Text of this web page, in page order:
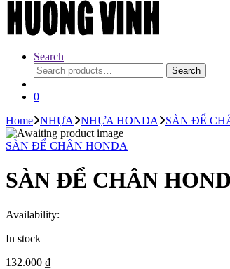
Search
Search
for:
Search
0
Home NHỰA NHỰA HONDA SÀN ĐỂ
SÀN ĐỂ CHÂN HONDA
SÀN ĐỂ CHÂN
Availability:
In stock
132.000 ₫